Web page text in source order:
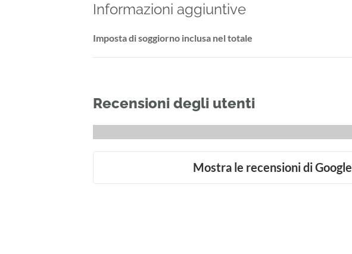
Informazioni aggiuntive
Imposta di soggiorno inclusa nel totale
Recensioni degli utenti
Mostra le recensioni di Google